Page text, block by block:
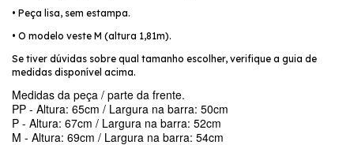
• Peça lisa, sem estampa.
• O modelo veste M (altura 1,81m).
Se tiver dúvidas sobre qual tamanho escolher, verifique a guia de
medidas disponível acima.
Medidas da peça / parte da frente.
PP - Altura: 65cm / Largura na barra: 50cm
P - Altura: 67cm / Largura na barra: 52cm
M - Altura: 69cm / Largura na barra: 54cm